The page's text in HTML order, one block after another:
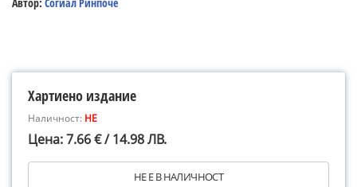
Хартиено издание
Наличност: НЕ
Цена: 7.66 € / 14.98 ЛВ.
НЕ Е В НАЛИЧНОСТ